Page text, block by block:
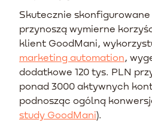
Skutecznie
przynoszą wymierne
klient GoodMani,
marketing automation ,
dodatkowe 120 tys. PLN
ponad 3000 aktywnych
podnosząc ogólną
study GoodMani).